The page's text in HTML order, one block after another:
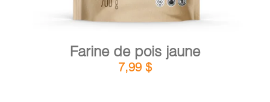
Farine de pois jaune
7,99 $